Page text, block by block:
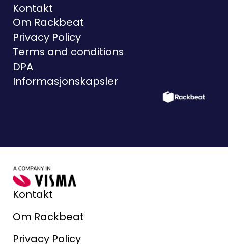
Kontakt
Om Rackbeat
Privacy Policy
Terms and conditions
DPA
Informasjonskapsler
Kontakt
Om Rackbeat
Privacy Policy